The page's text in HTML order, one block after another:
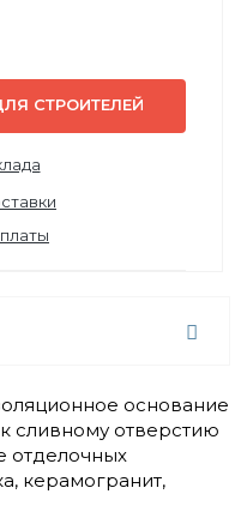
СТРОИТЕЛЕЙ
основание
сливному отверстию
отделочных
керамогранит,